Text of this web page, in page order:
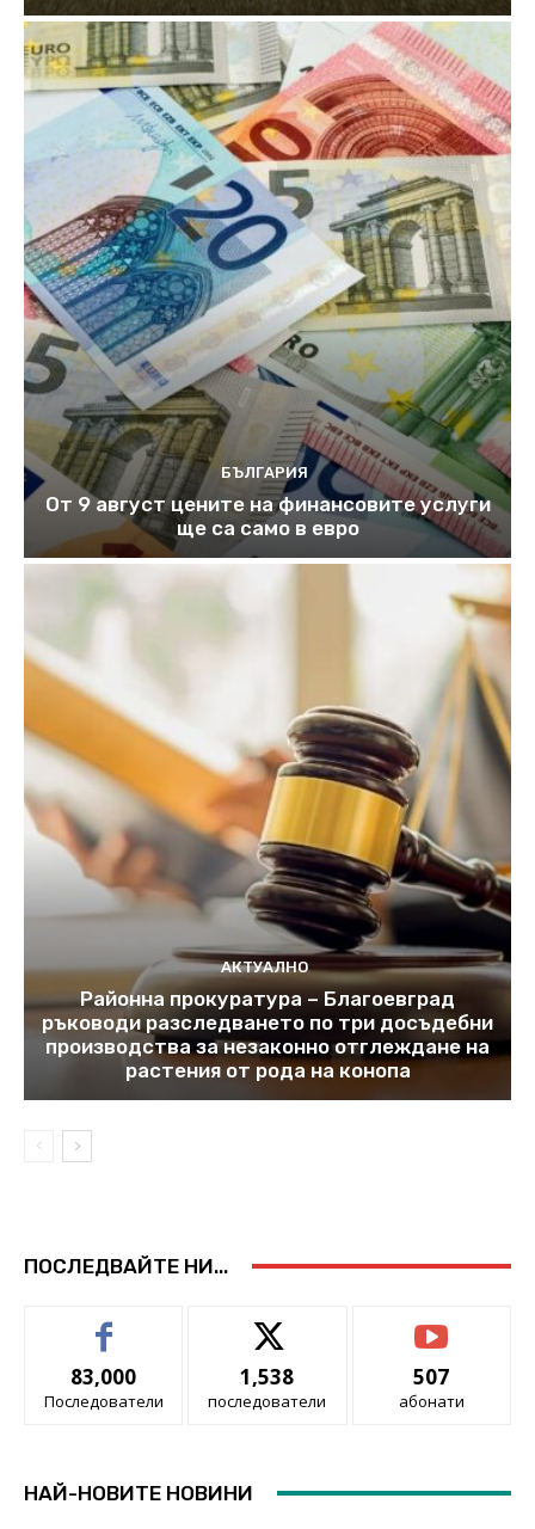
БЪЛГАРИЯ
От 9 август цените на финансовите услуги
ще са само в евро
АКТУАЛНО
Районна прокуратура – Благоевград
ръководи разследването по три досъдебни
производства за незаконно отглеждане на
растения от рода на конопа
ПОСЛЕДВАЙТЕ НИ...
83,000
Последователи
1,538
последователи
507
абонати
НАЙ-НОВИТЕ НОВИНИ